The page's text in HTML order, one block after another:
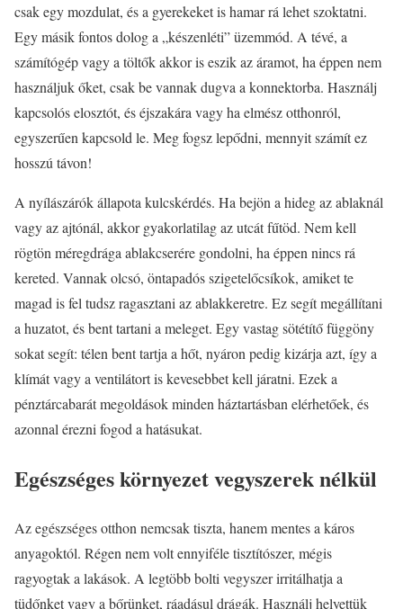
csak egy mozdulat, és a gyerekeket is hamar rá lehet szoktatni.
Egy másik fontos dolog a „készenléti” üzemmód. A tévé, a
számítógép vagy a töltők akkor is eszik az áramot, ha éppen nem
használjuk őket, csak be vannak dugva a konnektorba. Használj
kapcsolós elosztót, és éjszakára vagy ha elmész otthonról,
egyszerűen kapcsold le. Meg fogsz lepődni, mennyit számít ez
hosszú távon!
A nyílászárók állapota kulcskérdés. Ha bejön a hideg az ablaknál
vagy az ajtónál, akkor gyakorlatilag az utcát fűtöd. Nem kell
rögtön méregdrága ablakcserére gondolni, ha éppen nincs rá
kereted. Vannak olcsó, öntapadós szigetelőcsíkok, amiket te
magad is fel tudsz ragasztani az ablakkeretre. Ez segít megállítani
a huzatot, és bent tartani a meleget. Egy vastag sötétítő függöny
sokat segít: télen bent tartja a hőt, nyáron pedig kizárja azt, így a
klímát vagy a ventilátort is kevesebbet kell járatni. Ezek a
pénztárcabarát megoldások minden háztartásban elérhetőek, és
azonnal érezni fogod a hatásukat.
Egészséges környezet vegyszerek nélkül
Az egészséges otthon nemcsak tiszta, hanem mentes a káros
anyagoktól. Régen nem volt ennyiféle tisztítószer, mégis
ragyogtak a lakások. A legtöbb bolti vegyszer irritálhatja a
tüdőnket vagy a bőrünket, ráadásul drágák. Használj helyettük